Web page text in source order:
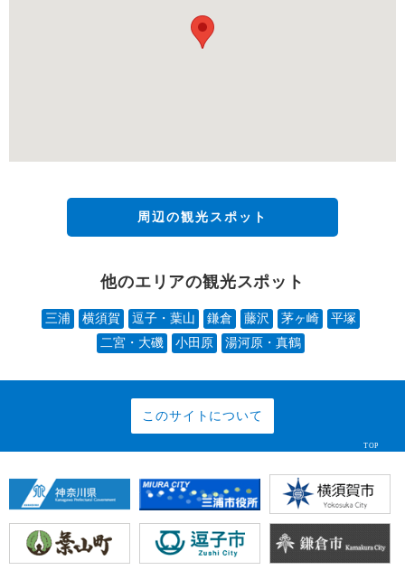
周辺の観光スポット
他のエリアの観光スポット
三浦 横須賀 逗子・葉山 鎌倉 藤沢 茅ヶ崎
平塚
二宮・大磯
小田原 湯河原・真鶴
このサイトについて
TOP